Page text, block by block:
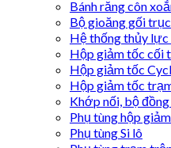
Bánh răng côn
Bộ gioăng gối
Hệ thống thủy
Hộp giảm tốc cối
Hộp giảm tốc
Hộp giảm tốc
Khớp nối, bộ
Phụ tùng hộp
Phụ tùng Si lô